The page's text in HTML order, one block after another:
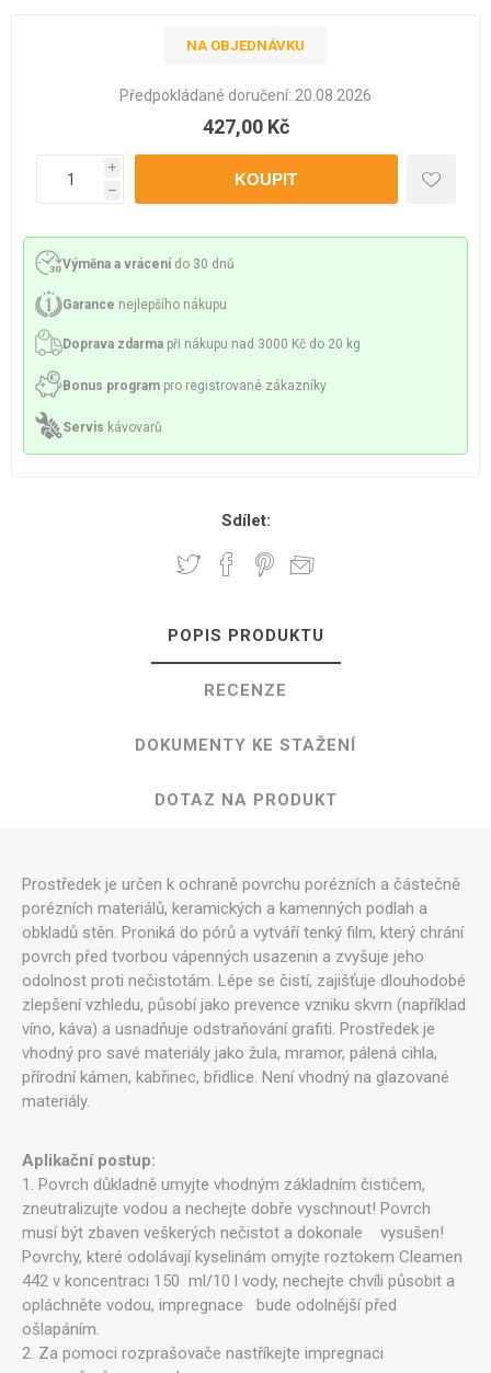
NA OBJEDNÁVKU
Předpokládané doručení: 20.08.2026
427,00 Kč
i
h
Výměna a vrácení do 30 dnů
Garance nejlepšího nákupu
Doprava zdarma při nákupu nad 3000 Kč do 20 kg
Bonus program pro registrované zákazníky
Servis kávovarů
Sdílet:
POPIS PRODUKTU
RECENZE
DOKUMENTY KE STAŽENÍ
DOTAZ NA PRODUKT
​Prostředek je určen k ochraně povrchu porézních a částečně
porézních materiálů, keramických a kamenných podlah a
obkladů stěn. Proniká do pórů a vytváří tenký film, který chrání
povrch před tvorbou vápenných usazenin a zvyšuje jeho
odolnost proti nečistotám. Lépe se čistí, zajišťuje dlouhodobé
zlepšení vzhledu, působí jako prevence vzniku skvrn (například
víno, káva) a usnadňuje odstraňování grafiti. Prostředek je
vhodný pro savé materiály jako žula, mramor, pálená cihla,
přírodní kámen, kabřinec, břidlice. Není vhodný na glazované
materiály.
Aplikační postup:
1. Povrch důkladně umyjte vhodným základním čističem,
zneutralizujte vodou a nechejte dobře vyschnout! Povrch
musí být zbaven veškerých nečistot a dokonale ​vysušen!
Povrchy, které odolávají kyselinám omyjte roztokem Cleamen
442 v koncentraci 150 ml/10 l vody, nechejte chvíli působit a
opláchněte vodou, impregnace bude odolnější před
ošlapáním.
2. Za pomoci rozprašovače nastříkejte impregnaci